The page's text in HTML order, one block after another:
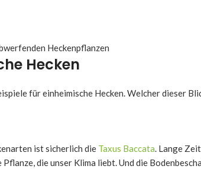
Heckenpflanzen
Hecken
für einheimische Hecken. Welcher dieser
ist sicherlich die Taxus Baccata. Lange
die unser Klima liebt. Und die